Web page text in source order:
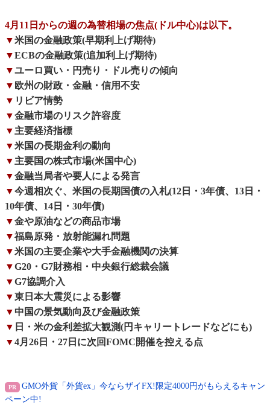
4月11日からの週の為替相場の焦点(ドル中心)は以下。
▼米国の金融政策(早期利上げ期待)
▼ECBの金融政策(追加利上げ期待)
▼ユーロ買い・円売り・ドル売りの傾向
▼ 欧州の財政・金融・信用不安
▼ リビア情勢
▼金融市場のリスク許容度
▼主要経済指標
▼米国の長期金利の動向
▼主要国の株式市場(米国中心)
▼金融当局者や要人による発言
▼今週相次ぐ、米国の長期国債の入札(12日・3年債、13日・
10年債、14日・30年債)
▼金や原油などの商品市場
▼福島原発・放射能漏れ問題
▼米国の主要企業や大手金融機関の決算
▼G20・G7財務相・中央銀行総裁会議
▼G7協調介入
▼東日本大震災による影響
▼ 中国の景気動向及び金融政策
▼ 日・米の金利差拡大観測(円キャリートレードなどにも)
▼4月26日・27日に次回FOMC開催を控える点
GMO外貨「外貨ex」今ならザイFX!限定4000円がもらえるキャン
ペーン中!